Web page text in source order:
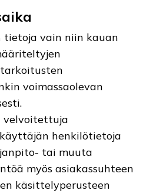
vain niin kauan
voimassaolevan
velvoitettuja
henkilötietoja
tai muuta
myös asiakassuhteen
käsittelyperusteen